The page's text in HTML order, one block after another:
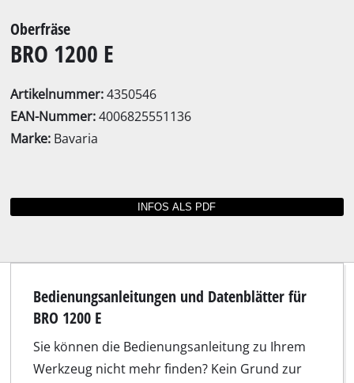
Oberfräse
BRO 1200 E
Artikelnummer:4350546
EAN-Nummer:4006825551136
Marke: Bavaria